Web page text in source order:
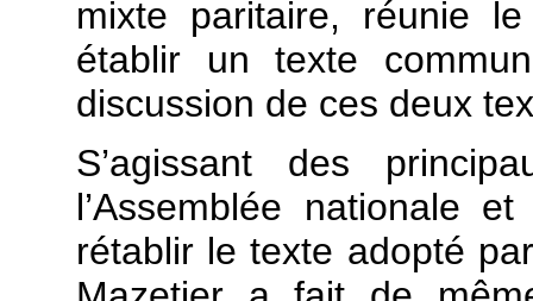
mixte paritaire, réunie
établir un texte
discussion de ces deux
S’agissant des
l’Assemblée nationale
rétablir le texte adopté